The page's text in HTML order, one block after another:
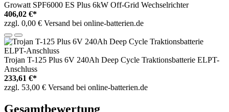
Growatt SPF6000 ES Plus 6kW Off-Grid Wechselrichter
406,02 €*
zzgl. 0,00 € Versand bei online-batterien.de
Trojan T-125 Plus 6V 240Ah Deep Cycle Traktionsbatterie ELPT-
Anschluss
233,61 €*
zzgl. 53,00 € Versand bei online-batterien.de
Gesamtbewertung